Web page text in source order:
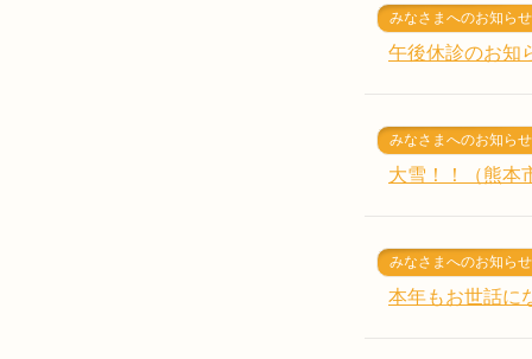
みなさまへのお知らせ
午後休診のお知
みなさまへのお知らせ
大雪！！（熊本
みなさまへのお知らせ
本年もお世話に